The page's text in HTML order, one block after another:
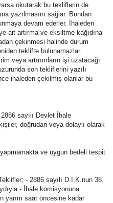
okutarak bu tekliflerin de
yazılmasını sağlar. Bundan
devam ederler. İhaleden
ait artırma ve eksiltme kağıdına
çekinmesi halinde durum
teklifte bulunamazlar.
veya artırımların işi uzatacağı
son tekliflerini yazılı
ihaleden çekilmiş olanlar bu
sayılı Devlet İhale
doğrudan veya dolaylı olarak
ve uygun bedeli tespit
- 2886 sayılı D.İ.K.nun 38.
- İhale komisyonuna
yarım saat öncesine kadar